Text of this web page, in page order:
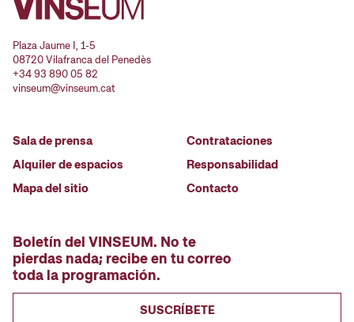
Plaza Jaume I, 1-5
08720 Vilafranca del Penedès
+34 93 890 05 82
vinseum@vinseum.cat
Sala de prensa
Alquiler de espacios
Mapa del sitio
Contrataciones
Responsabilidad
Contacto
Boletín del VINSEUM. No te
pierdas nada; recibe en tu correo
toda la programación.
SUSCRÍBETE